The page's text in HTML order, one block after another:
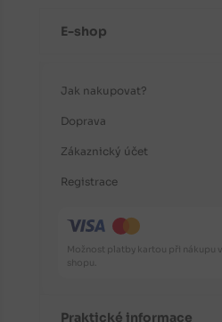
E-shop
Jak nakupovat?
Doprava
Zákaznický účet
Registrace
Možnost platby kartou při nákupu
shopu.
Praktické informace